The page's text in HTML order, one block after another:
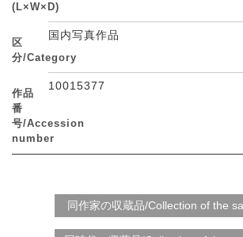
(L×W×D)
区
分/Category
国内写真作品
作品
番
号/Accession
number
10015377